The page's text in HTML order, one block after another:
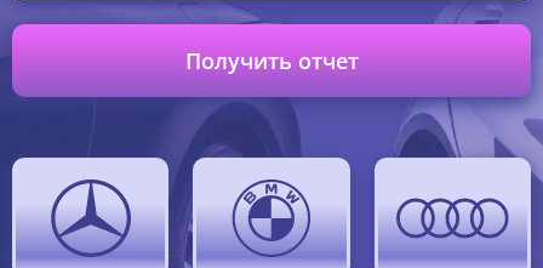
Получить отчет